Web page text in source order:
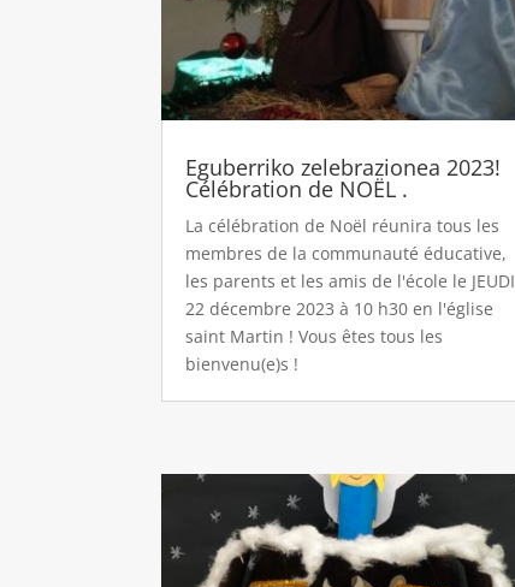
Eguberriko zelebrazionea 2023!
Célébration de NOËL .
La célébration de Noël réunira tous les
membres de la communauté éducative,
les parents et les amis de l'école le JEUDI
22 décembre 2023 à 10 h30 en l'église
saint Martin ! Vous êtes tous les
bienvenu(e)s !